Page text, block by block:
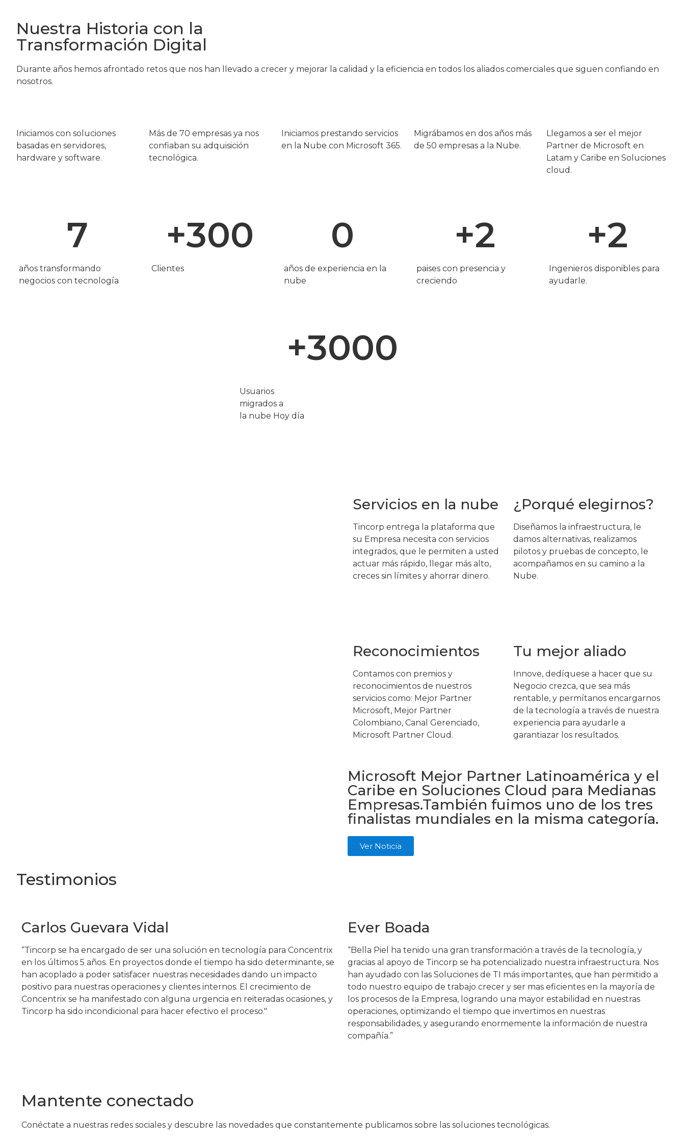
Ver Cómo Funciona
Nuestra Historia con la
Transformación Digital
Durante años hemos afrontado retos que nos han llevado a crecer y mejorar la calidad y la eficiencia en todos los aliados comerciales que siguen confiando en
nosotros.
Iniciamos con soluciones
basadas en servidores,
hardware y software. ​
Más de 70 empresas ya nos
confiaban su adquisición
tecnológica.
Iniciamos prestando servicios
en la Nube con Microsoft 365.
Migrábamos en dos años más
de 50 empresas a la Nube.
Llegamos a ser el mejor
Partner de Microsoft en
Latam y Caribe en Soluciones
cloud.
7
años transformando
negocios con tecnología
+300
Clientes
0
años de experiencia en la
nube
+2
paises con presencia y
creciendo
+2
Ingenieros disponibles para
ayudarle.
+3000
Usuarios
migrados a
la nube Hoy día
Servicios en la nube
Tincorp entrega la plataforma que
su Empresa necesita con servicios
integrados, que le permiten a usted
actuar más rápido, llegar más alto,
creces sin límites y ahorrar dinero.
¿Porqué elegirnos?
Diseñamos la infraestructura, le
damos alternativas, realizamos
pilotos y pruebas de concepto, le
acompañamos en su camino a la
Nube.
Reconocimientos
Contamos con premios y
reconocimientos de nuestros
servicios como: Mejor Partner
Microsoft, Mejor Partner
Colombiano, Canal Gerenciado,
Microsoft Partner Cloud.
Tu mejor aliado
Innove, dedíquese a hacer que su
Negocio crezca, que sea más
rentable, y permítanos encargarnos
de la tecnología a través de nuestra
experiencia para ayudarle a
garantiazar los resultados.
Microsoft Mejor Partner Latinoamérica y el
Caribe en Soluciones Cloud para Medianas
Empresas.​ También fuimos uno de los tres
finalistas mundiales en la misma categoría.​
Ver Noticia
Testimonios
Carlos Guevara Vidal
“Tincorp se ha encargado de ser una solución en tecnología para Concentrix
en los últimos 5 años. En proyectos donde el tiempo ha sido determinante, se
han acoplado a poder satisfacer nuestras necesidades dando un impacto
positivo para nuestras operaciones y clientes internos. El crecimiento de
Concentrix se ha manifestado con alguna urgencia en reiteradas ocasiones, y
Tincorp ha sido incondicional para hacer efectivo el proceso."
Ever Boada
“Bella Piel ha tenido una gran transformación a través de la tecnología, y
gracias al apoyo de Tincorp se ha potencializado nuestra infraestructura. Nos
han ayudado con las Soluciones de TI más importantes, que han permitido a
todo nuestro equipo de trabajo crecer y ser mas eficientes en la mayoría de
los procesos de la Empresa, logrando una mayor estabilidad en nuestras
operaciones, optimizando el tiempo que invertimos en nuestras
responsabilidades, y asegurando enormemente la información de nuestra
compañía.”
Mantente conectado
Conéctate a nuestras redes sociales y descubre las novedades que constantemente publicamos sobre las soluciones tecnológicas.